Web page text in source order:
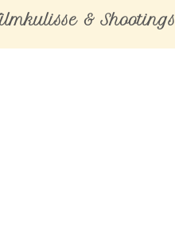
& Shootings